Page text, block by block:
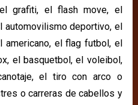
grafiti, el flash move, el
automovilismo deportivo, el
el flag futbol, el
el basquetbol, el voleibol,
el tiro con arco o
o carreras de cabellos y